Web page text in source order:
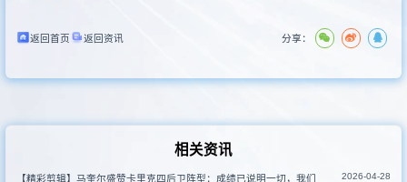
返回首页 返回资讯 分享：
相关资讯
【精彩剪辑】马奎尔盛赞卡里克四后卫阵型：成绩已说明一切，我们 2026-04-28